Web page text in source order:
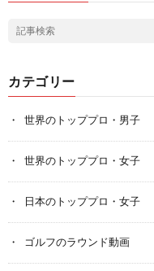
カテゴリー
世界のトッププロ・男子
世界のトッププロ・女子
日本のトッププロ・女子
ゴルフのラウンド動画